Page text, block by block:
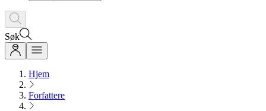
Søk
Hjem
Forfattere